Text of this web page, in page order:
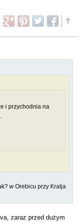
i przychodnia na
w Orebicu przy Kralja
zaraz przed dużym